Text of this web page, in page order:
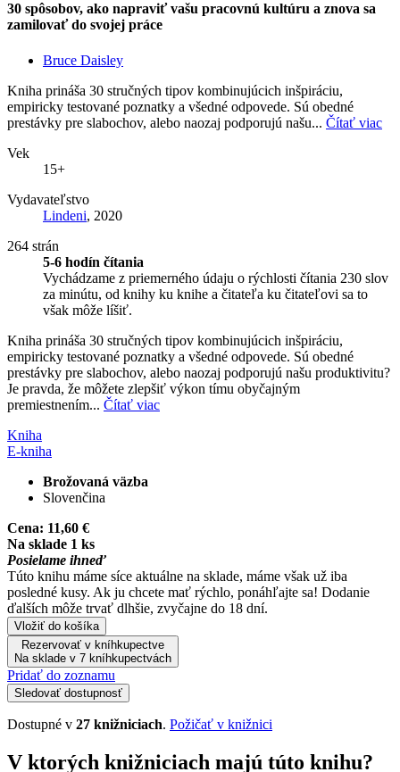
30 spôsobov, ako napraviť vašu pracovnú kultúru a znova sa
zamilovať do svojej práce
Bruce Daisley
Kniha prináša 30 stručných tipov kombinujúcich inšpiráciu,
empiricky testované poznatky a všedné odpovede. Sú obedné
prestávky pre slabochov, alebo naozaj podporujú našu... Čítať viac
Vek
15+
Vydavateľstvo
Lindeni, 2020
264 strán
5-6 hodín čítania
Vychádzame z priemerného údaju o rýchlosti čítania 230 slov
za minútu, od knihy ku knihe a čitateľa ku čitateľovi sa to
však môže líšiť.
Kniha prináša 30 stručných tipov kombinujúcich inšpiráciu,
empiricky testované poznatky a všedné odpovede. Sú obedné
prestávky pre slabochov, alebo naozaj podporujú našu produktivitu?
Je pravda, že môžete zlepšiť výkon tímu obyčajným
premiestnením... Čítať viac
Kniha
E-kniha
Brožovaná väzba
Slovenčina
Cena: 11,60 €
Na sklade 1 ks
Posielame ihneď
Túto knihu máme síce aktuálne na sklade, máme však už iba
posledné kusy. Ak ju chcete mať rýchlo, ponáhľajte sa! Dodanie
ďalších môže trvať dlhšie, zvyčajne do 18 dní.
Vložiť do košíka
Rezervovať v kníhkupectve
Na sklade v 7 kníhkupectvách
Pridať do zoznamu
Sledovať dostupnosť
Dostupné v 27 knižniciach. Požičať v knižnici
V ktorých knižniciach majú túto knihu?